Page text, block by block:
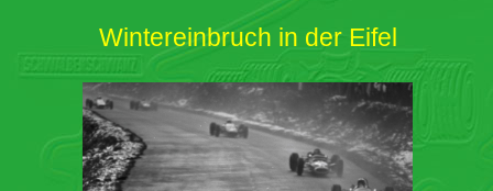
Wintereinbruch in der Eifel